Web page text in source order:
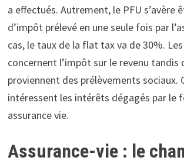
a effectués. Autrement, le PFU s’avère
d’impôt prélevé en une seule fois par
cas, le taux de la flat tax va de 30%.
concernent l’impôt sur le revenu tandis
proviennent des prélèvements sociaux.
intéressent les intérêts dégagés par le
assurance vie.
Assurance-vie : le